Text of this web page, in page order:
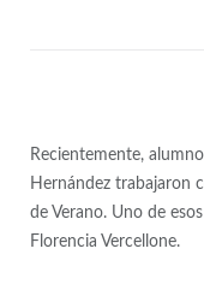
Recientemente,
Hernández trabajaron
de Verano. Uno de
Florencia Vercellone.